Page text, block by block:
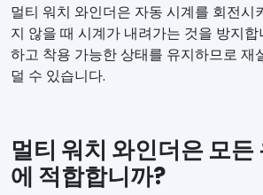
멀티 워치 와인더은 자동 시계를 회전시
지 않을 때 시계가 내려가는 것을 방지
하고 착용 가능한 상태를 유지하므로 재
덜 수 있습니다.
멀티 워치 와인더은 모든
에 적합합니까?